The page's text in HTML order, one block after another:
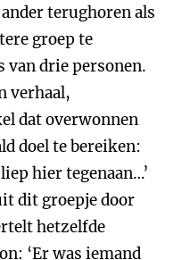
terughoren als
groep te
van drie personen.
verhaal,
dat overwonnen
doel te bereiken:
hier tegenaan…’
dit groepje door
hetzelfde
‘Er was iemand